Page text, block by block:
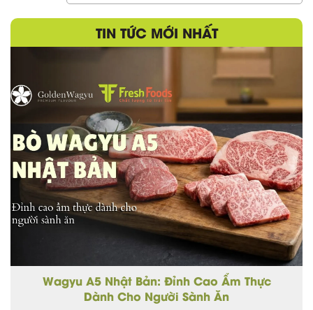
TIN TỨC MỚI NHẤT
Wagyu A5 Nhật Bản: Đỉnh Cao Ẩm Thực
Dành Cho Người Sành Ăn